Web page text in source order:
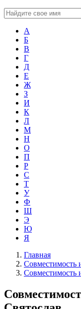
А
Б
В
Г
Д
Е
Ж
З
И
К
Л
М
Н
О
П
Р
С
Т
У
Ф
Ш
Э
Ю
Я
Главная
Совместимость
Совместимость